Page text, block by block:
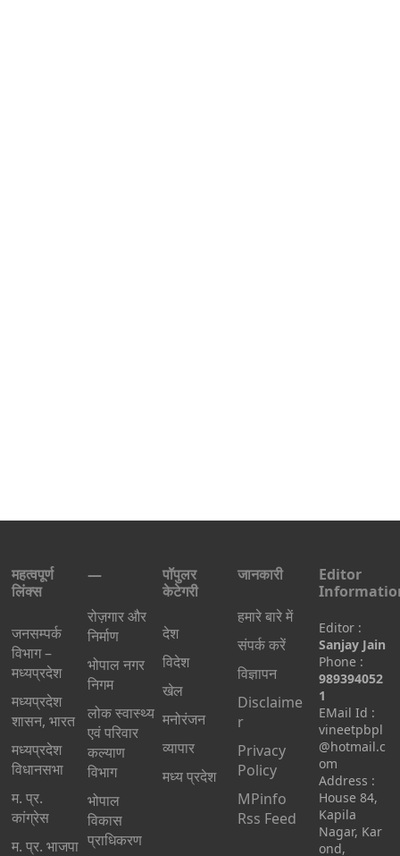
महत्वपूर्ण
लिंक्स
जनसम्पर्क
विभाग –
मध्यप्रदेश
मध्यप्रदेश
शासन, भारत
मध्‍यप्रदेश
विधानसभा
म. प्र.
कांग्रेस
म. प्र. भाजपा
—
रोज़गार और
निर्माण
भोपाल नगर
निगम
लोक स्वास्थ्य
एवं परिवार
कल्याण
विभाग
भोपाल
विकास
प्राधिकरण
पॉपुलर
केटेगरी
देश
विदेश
खेल
मनोरंजन
व्यापार
मध्य प्रदेश
जानकारी
हमारे बारे में
संपर्क करें
विज्ञापन
Disclaime
r
Privacy
Policy
MPinfo
Rss Feed
Editor
Editor :
Sanjay Jain
Phone :
989394052
1
EMail Id :
vineetpbpl
@hotmail.c
om
Address :
House 84,
Kapila
Nagar, Kar
ond,